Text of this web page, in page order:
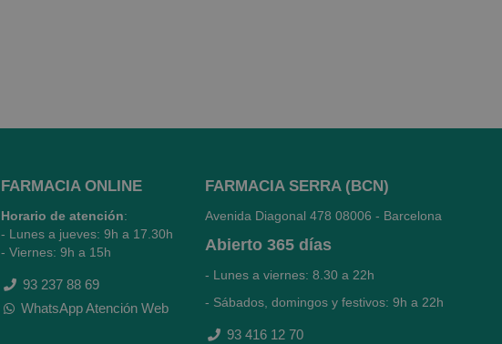
FARMACIA ONLINE
Horario de atención:
- Lunes a jueves: 9h a 17.30h
- Viernes: 9h a 15h
93 237 88 69
WhatsApp Atención Web
FARMACIA SERRA (BCN)
Avenida Diagonal 478 08006 - Barcelona
Abierto 365 días
- Lunes a viernes: 8.30 a 22h
- Sábados, domingos y festivos: 9h a 22h
93 416 12 70